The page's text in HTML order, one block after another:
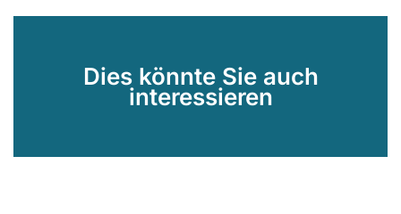
Dies könnte Sie auch
interessieren